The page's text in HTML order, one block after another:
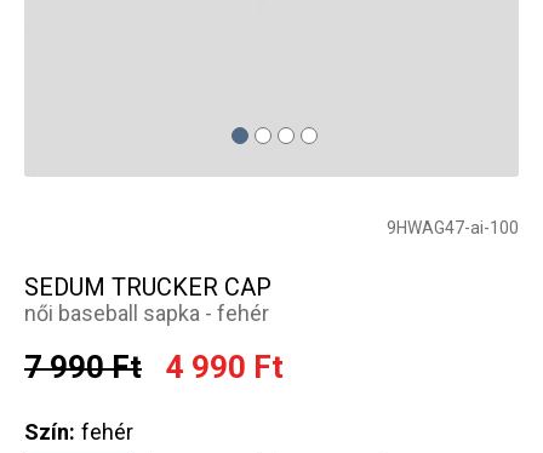
9HWAG47-ai-100
SEDUM TRUCKER CAP
női baseball sapka - fehér
7 990 Ft 4 990 Ft
Szín: fehér